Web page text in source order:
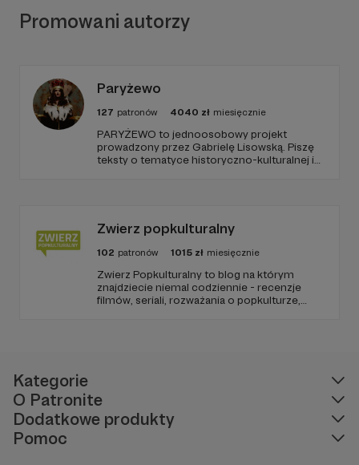
Promowani autorzy
Paryżewo
127 patronów 4040 zł miesięcznie
PARYŻEWO to jednoosobowy projekt
prowadzony przez Gabrielę Lisowską. Piszę
teksty o tematyce historyczno-kulturalnej i
Zwierz popkulturalny
102 patronów 1015 zł miesięcznie
Zwierz Popkulturalny to blog na którym
znajdziecie niemal codziennie - recenzje
filmów, seriali, rozważania o popkulturze,
Kategorie
O Patronite
Dodatkowe produkty
Pomoc